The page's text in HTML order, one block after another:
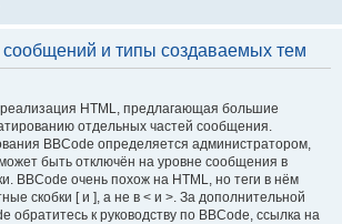
и типы создаваемых тем
HTML, предлагающая большие
отдельных частей сообщения.
BBCode определяется администратором,
быть отключён на уровне сообщения в
BBCode очень похож на HTML, но теги в нём
скобки [ и ], а не в < и >. За дополнительной
обратитесь к руководству по BBCode, ссылка на